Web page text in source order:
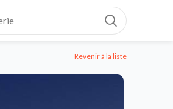
Revenir à la liste